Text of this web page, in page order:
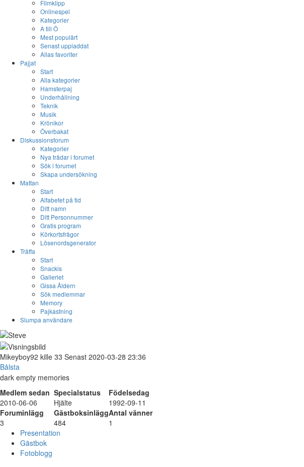
Filmklipp
Onlinespel
Kategorier
A till Ö
Mest populärt
Senast uppladdat
Allas favoriter
Pajjat
Start
Alla kategorier
Hamsterpaj
Underhållning
Teknik
Musik
Krönikor
Överbakat
Diskussionsforum
Kategorier
Nya trådar i forumet
Sök i forumet
Skapa undersökning
Mattan
Start
Alfabetet på tid
Ditt namn
Ditt Personnummer
Gratis program
Körkortsfrågor
Lösenordsgenerator
Träffa
Start
Snackis
Galleriet
Gissa Åldern
Sök medlemmar
Memory
Pajkastning
Slumpa användare
Mikeyboy92 kille 33 Senast 2020-03-28 23:36
Bålsta
dark empty memories
Medlem sedan Specialstatus
Födelsedag
2010-06-06
Hjälte
1992-09-11
Foruminlägg
GästboksinläggAntal vänner
3
484
1
Presentation
Gästbok
Fotoblogg